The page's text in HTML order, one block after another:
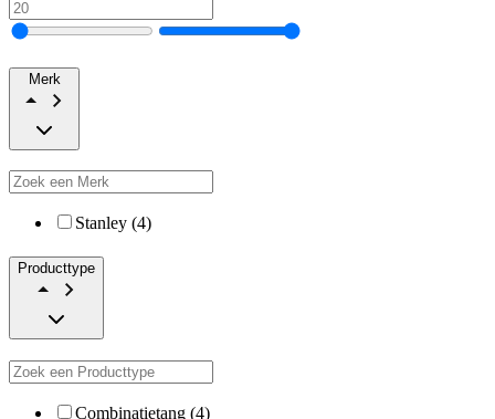
Merk
Stanley (4)
Producttype
Combinatietang (4)